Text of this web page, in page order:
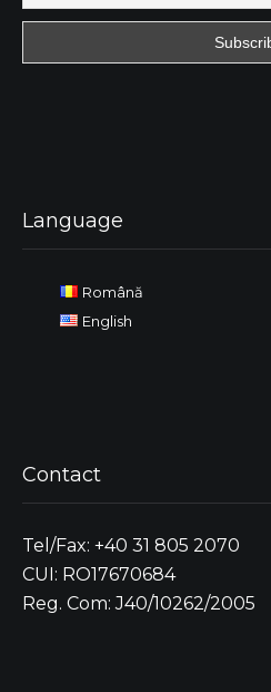
Language
Română
English
Contact
Tel/Fax: +40 31 805 2070
CUI: RO17670684
Reg. Com: J40/10262/2005